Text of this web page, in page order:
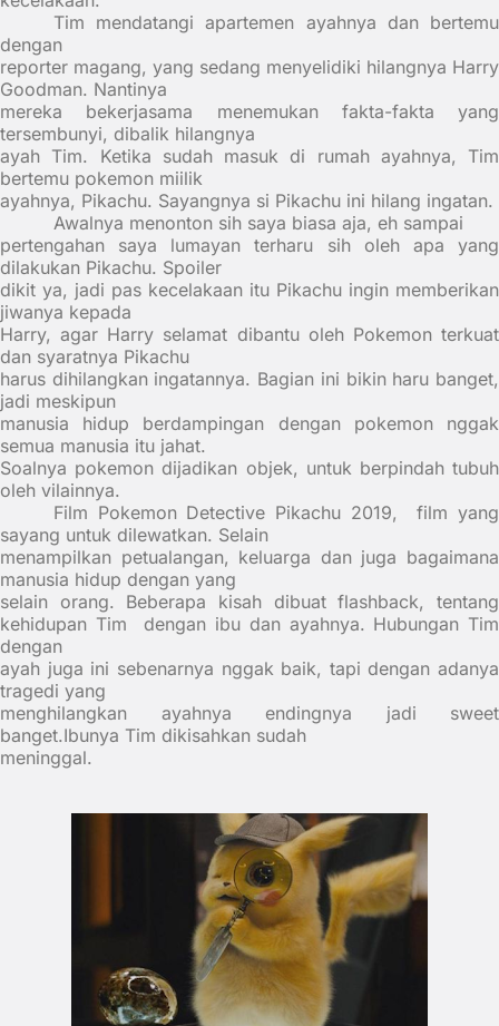
Tim mendatangi apartemen ayahnya dan bertemu
dengan
reporter magang, yang sedang menyelidiki hilangnya Harry
Goodman. Nantinya
mereka bekerjasama menemukan fakta-fakta yang
tersembunyi, dibalik hilangnya
ayah Tim. Ketika sudah masuk di rumah ayahnya, Tim
bertemu pokemon miilik
ayahnya, Pikachu. Sayangnya si Pikachu ini hilang ingatan.
Awalnya menonton sih saya biasa aja, eh sampai
pertengahan saya lumayan terharu sih oleh apa yang
dilakukan Pikachu. Spoiler
dikit ya, jadi pas kecelakaan itu Pikachu ingin memberikan
jiwanya kepada
Harry, agar Harry selamat dibantu oleh Pokemon terkuat
dan syaratnya Pikachu
harus dihilangkan ingatannya. Bagian ini bikin haru banget,
jadi meskipun
manusia hidup berdampingan dengan pokemon nggak
semua manusia itu jahat.
Soalnya pokemon dijadikan objek, untuk berpindah tubuh
oleh vilainnya.
Film Pokemon Detective Pikachu 2019,
film yang
sayang untuk dilewatkan. Selain
menampilkan petualangan, keluarga dan juga bagaimana
manusia hidup dengan yang
selain orang. Beberapa kisah dibuat flashback, tentang
kehidupan Tim
dengan ibu dan ayahnya. Hubungan Tim
dengan
ayah juga ini sebenarnya nggak baik, tapi dengan adanya
tragedi yang
menghilangkan ayahnya endingnya jadi sweet
banget.Ibunya Tim dikisahkan sudah
meninggal.